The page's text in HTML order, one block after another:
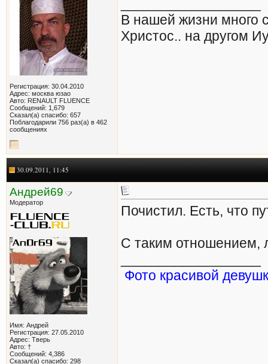
Регистрация: 30.04.2010
Адрес: москва юзао
Авто: RENAULT FLUENCE
Сообщений: 1,679
Сказал(а) спасибо: 657
Поблагодарили 756 раз(а) в 462
сообщениях
В нашей жизни много
Христос.. на другом
30.09.2011, 11:45
Андрей69
Модератор
Имя: Андрей
Регистрация: 27.05.2010
Адрес: Тверь
Авто: †
Сообщений: 4,386
Сказал(а) спасибо: 298
Почистил. Есть, что
С таким отношением,
Фото красивой